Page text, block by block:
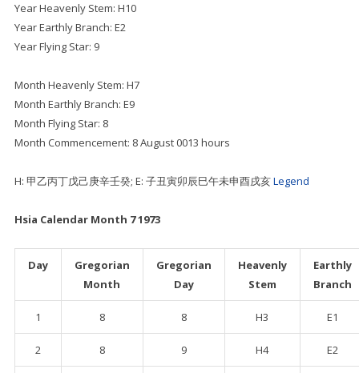
Year Heavenly Stem: H10
Year Earthly Branch: E2
Year Flying Star: 9
Month Heavenly Stem: H7
Month Earthly Branch: E9
Month Flying Star: 8
Month Commencement: 8 August 0013 hours
H: 甲乙丙丁戊己庚辛壬癸; E: 子丑寅卯辰巳午未申酉戌亥Legend
Hsia Calendar Month 7 1973
Day
Gregorian
Month
Gregorian
Day
Heavenly
Stem
Earthly
Branch
1 8 8 H3 E1
2 8 9 H4 E2